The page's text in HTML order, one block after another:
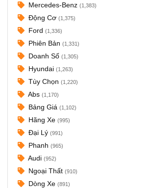
Mercedes-Benz (1,383)
Động Cơ (1,375)
Ford (1,336)
Phiên Bản (1,331)
Doanh Số (1,305)
Hyundai (1,263)
Tùy Chọn (1,220)
Abs (1,170)
Bảng Giá (1,102)
Hãng Xe (995)
Đại Lý (991)
Phanh (965)
Audi (952)
Ngoại Thất (910)
Dòng Xe (891)